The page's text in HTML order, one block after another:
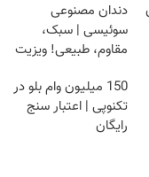
دندان مصنوعی
سوئیسی | سبک،
مقاوم، طبیعی! ویزیت
اقساطی😍150 میلیون وام بلو در
تکنوپی | اعتبار سنج
رایگان